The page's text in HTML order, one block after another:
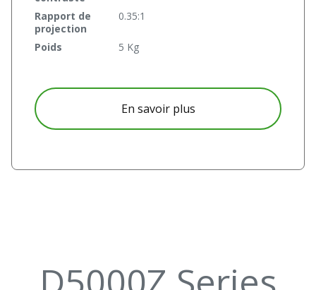
Rapport de
projection
0.35:1
Poids 5 Kg
En savoir plusà propos D755WTIR